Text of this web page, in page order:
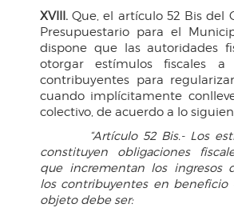
XVIII. Que, el artículo 52 Bis del
Presupuestario para el
dispone que las autoridades
otorgar estímulos fiscales
contribuyentes para
cuando implícitamente
colectivo, de acuerdo a lo
“Artículo 52 Bis.- Los
constituyen obligaciones
que incrementan los ingresos
los contribuyentes en beneficio
objeto debe ser: